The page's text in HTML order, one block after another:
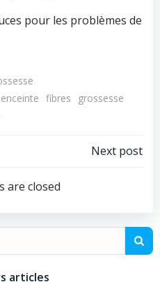
pour les problèmes de
enceinte fibres
grossesse
navigation
Next post
are closed
articles